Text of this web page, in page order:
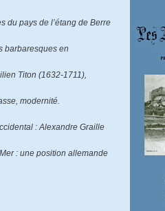
du pays de l’étang de Berre
barbaresques en
Titon (1632-1711),
modernité.
: Alexandre Graille
: une position allemande